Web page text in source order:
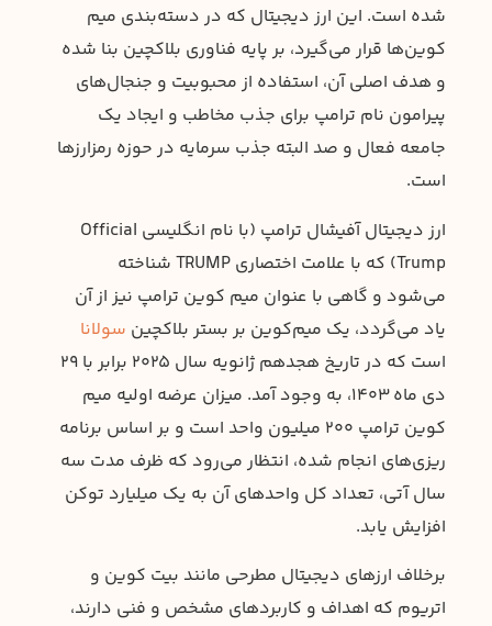
شده است. این ارز دیجیتال که در دسته‌بندی میم
کوین‌ها قرار می‌گیرد، بر پایه فناوری بلاکچین بنا شده
و هدف اصلی آن، استفاده از محبوبیت و جنجال‌های
پیرامون نام ترامپ برای جذب مخاطب و ایجاد یک
جامعه فعال و صد البته جذب سرمایه در حوزه رمزارزها
است.
ارز دیجیتال آفیشال ترامپ (با نام انگلیسی Official
Trump) که با علامت اختصاری TRUMP شناخته
می‌شود و گاهی با عنوان میم کوین ترامپ نیز از آن
یاد می‌گردد، یک میم‌کوین بر بستر بلاکچین سولانا
است که در تاریخ هجدهم ژانویه سال ۲۰۲۵ برابر با ۲۹
دی ماه ۱۴۰۳، به وجود آمد. میزان عرضه اولیه میم
کوین ترامپ ۲۰۰ میلیون واحد است و بر اساس برنامه
ریزی‌های انجام شده، انتظار می‌رود که ظرف مدت سه
سال آتی، تعداد کل واحدهای آن به یک میلیارد توکن
افزایش یابد.
برخلاف ارزهای دیجیتال مطرحی مانند بیت کوین و
اتریوم که اهداف و کاربردهای مشخص و فنی دارند،